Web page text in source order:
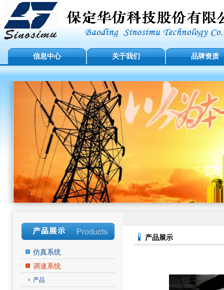
信息中心 关于我们 品牌资质
仿真系统
调速系统
产品
产品展示